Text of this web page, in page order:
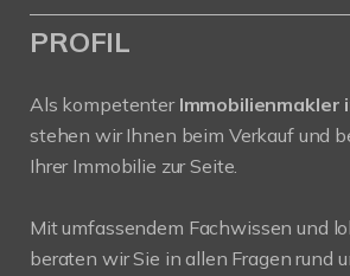
PROFIL
Als kompetenter Immobilienmakler
stehen wir Ihnen beim Verkauf und
Ihrer Immobilie zur Seite.
Mit umfassendem Fachwissen und
beraten wir Sie in allen Fragen rund